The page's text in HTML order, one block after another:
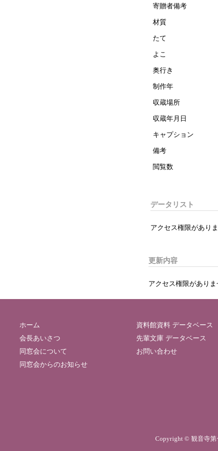
寄贈者備考
材質
たて
よこ
奥行き
制作年
収蔵場所
収蔵年月日
キャプション
備考
閲覧数
データリスト
アクセス権限があり
更新内容
アクセス権限があり
ホーム
会長あいさつ
同窓会について
同窓会からのお知らせ
資料館資料 データベース
先輩文庫 データベース
お問い合わせ
Copyright © 観音寺第